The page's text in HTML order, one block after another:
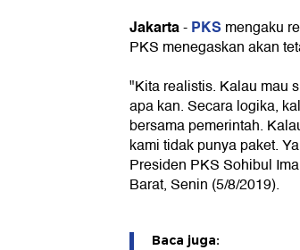
Jakarta-PKS mengaku
PKS menegaskan akan
"Kita realistis. Kalau mau
apa kan. Secara logika,
bersama pemerintah.
kami tidak punya paket.
Presiden PKS Sohibul
Barat, Senin (5/8/2019).
Baca juga: